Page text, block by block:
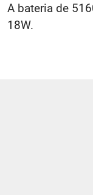
A bateria de
18W.